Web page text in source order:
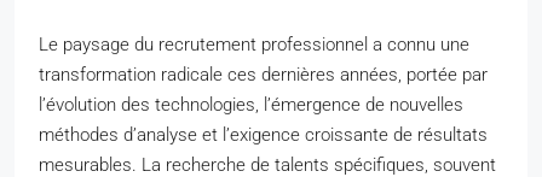
Le paysage du recrutement professionnel a connu une
transformation radicale ces dernières années, portée par
l’évolution des technologies, l’émergence de nouvelles
méthodes d’analyse et l’exigence croissante de résultats
mesurables. La recherche de talents spécifiques, souvent